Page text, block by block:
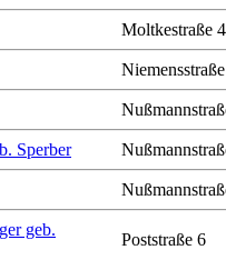
Moltkestraße
Sperber
geb.
Poststraße 6